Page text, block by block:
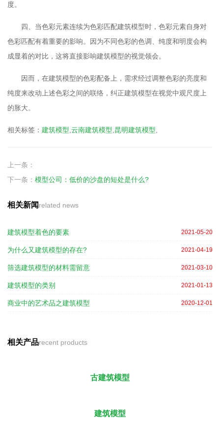
度。
四、当色彩元素连续为色彩匹配建筑模型时，色彩元素自身对
色彩匹配有着重要的影响。因为不同色彩的色调、纯度和明度会构
成显着的对比，这将直接影响建筑模型的视觉领会。
因而，在建筑模型的色彩配备上，需求经过调整色彩的亮度和
纯度来改动上述色彩之间的联络，纠正建筑模型在视觉中观尺度上
的胀大。
相关标签： 建筑模型 云南建筑模型 昆明建筑模型
上一条：
下一条： 模型公司：低价的沙盘的短处是什么?
相关新闻related news
建筑模型着色的要素 2021-05-20
为什么又建筑模型的存在? 2021-04-19
筛选建筑模型的材料需留意 2021-03-10
建筑模型的类别 2021-01-13
商业中的艺术品之建筑模型 2020-12-01
相关产品recent products
古建筑模型
建筑模型